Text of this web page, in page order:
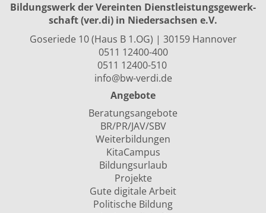
Bildungswerk der Vereinten Dienst­leis­tungs­ge­werk­
schaft (ver.di) in Niedersachsen e.V.
Goseriede 10 (Haus B 1.OG) | 30159 Hannover
0511 12400-400
0511 12400-510
info@bw-verdi.de
Angebote
Beratungsangebote
BR/PR/JAV/SBV
Weiterbildungen
KitaCampus
Bildungsurlaub
Projekte
Gute digitale Arbeit
Politische Bildung